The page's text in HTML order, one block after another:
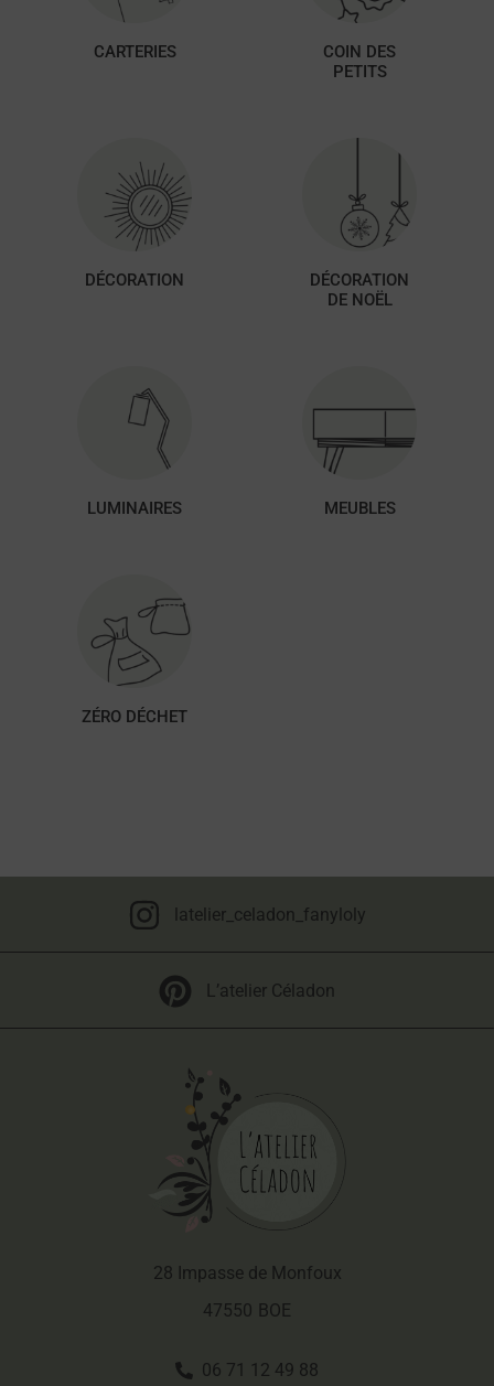
CARTERIES
COIN DES
PETITS
DÉCORATION
DÉCORATION
DE NOËL
LUMINAIRES MEUBLES
ZÉRO DÉCHET
latelier_celadon_fanyloly
L’atelier Céladon
28 Impasse de Monfoux
47550 BOE
06 71 12 49 88